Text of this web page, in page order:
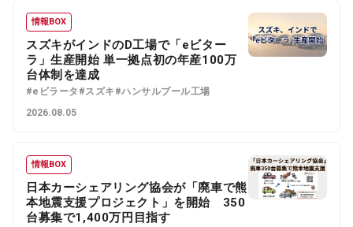
情報BOX
スズキがインドのD工場で「eビター
ラ」生産開始 単一拠点初の年産100万
台体制を達成
#eビラータ #スズキ #ハンサルプール工場
2026.08.05
情報BOX
日本カーシェアリング協会が「廃車で熊
本地震支援プロジェクト」を開始 350
台募集で1,400万円目指す